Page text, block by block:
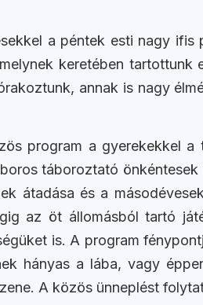
a péntek esti nagy
keretében
annak is nagy
program a gyerekekkel
táboroztató
átadása és a
az öt állomásból tartó
is. A program
hányas a lába, vagy
A közös ünneplést